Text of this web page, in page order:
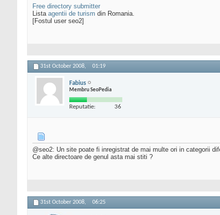
Free directory submitter
Lista agentii de turism din Romania.
[Fostul user seo2]
31st October 2008, 01:19
Fabius
Membru SeoPedia
Reputatie: 36
@seo2: Un site poate fi inregistrat de mai multe ori in categorii
Ce alte directoare de genul asta mai stiti ?
31st October 2008, 06:25